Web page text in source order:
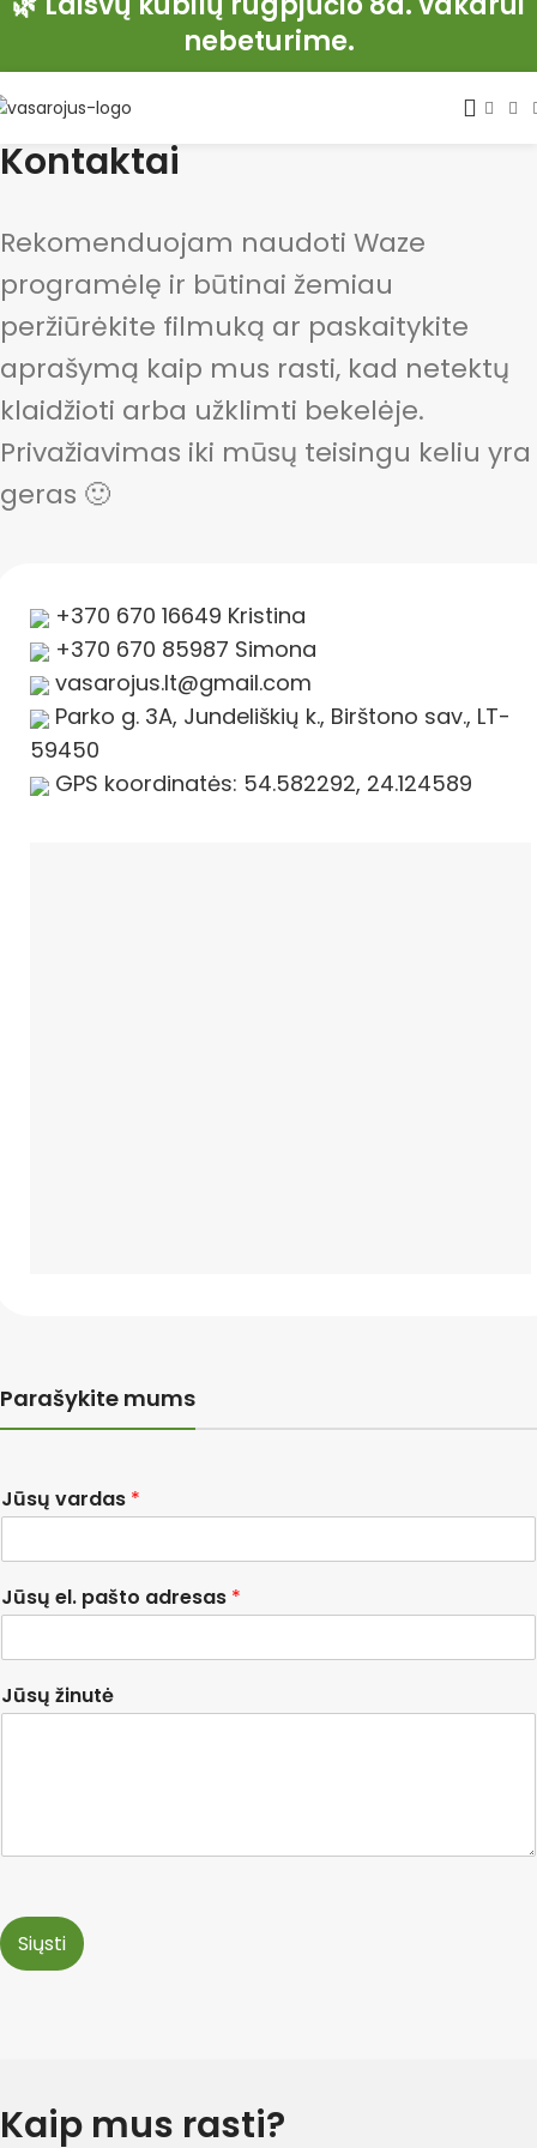
Kontaktai
Rekomenduojam naudoti Waze
programėlę ir būtinai žemiau
peržiūrėkite filmuką ar paskaitykite
aprašymą kaip mus rasti, kad netektų
klaidžioti arba užklimti bekelėje.
Privažiavimas iki mūsų teisingu keliu yra
geras 🙂
+370 670 16649 Kristina
+370 670 85987 Simona
vasarojus.lt@gmail.com
Parko g. 3A, Jundeliškių k., Birštono sav., LT-
59450
GPS koordinatės: 54.582292, 24.124589
Parašykite mums
Jūsų vardas *
Jūsų el. pašto adresas *
Jūsų žinutė
Siųsti
Kaip mus rasti?
nebeturime.